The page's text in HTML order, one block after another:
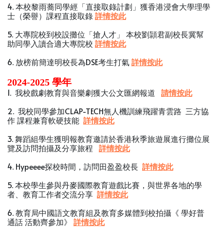
4. 本校黎雨蕎同學經「直接取錄計劃」獲香港浸會大學理學
士（榮譽）課程直接取錄詳情按此
5. 大專院校到校設攤位「搶人才」 本校劉頴君副校長冀幫
助同學入讀合適大專院校 詳情按此
6. 放榜前簡達明校長為DSE考生打氣詳情按此
2024-2025 學年
1. 我校戲劇教育與音樂劇獲大公文匯網報道 請情按此
2. 我校同學參加CLAP-TECH無人機訓練飛躍青雲路 三方協
作 課程兼育軟硬技能 詳情按此
3. 舞蹈組學生獲明報教育邀請於香港秋季旅遊展進行攤位展
覽及訪問拍攝及分享旅程 詳情按此
4. Hypeeee探校時間，訪問田盈盈校長 詳情按此
5. 本校學生參與丹麥國際教育遊戲比賽，與世界各地的學
者、教育工作者交流分享 詳情按此
6. 教育局中國語文教育組及教育多媒體到校拍攝《 學好普
通話 活動齊參加》 詳情按此